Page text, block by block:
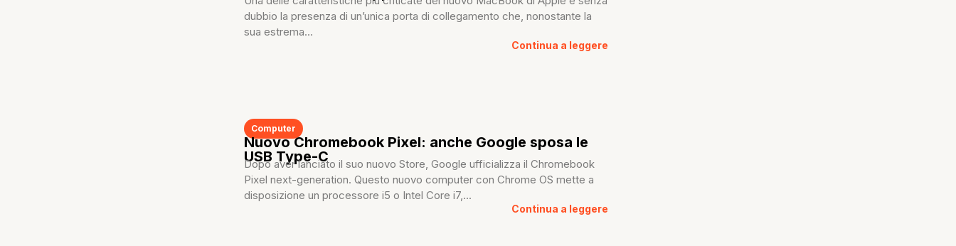
dubbio la presenza di un’unica porta di collegamento che, nonostante la
sua estrema...
Continua a leggere
Computer
Nuovo Chromebook Pixel: anche Google sposa le
USB Type-C
Dopo aver lanciato il suo nuovo Store, Google ufficializza il Chromebook
Pixel next-generation. Questo nuovo computer con Chrome OS mette a
disposizione un processore i5 o Intel Core i7,...
Continua a leggere